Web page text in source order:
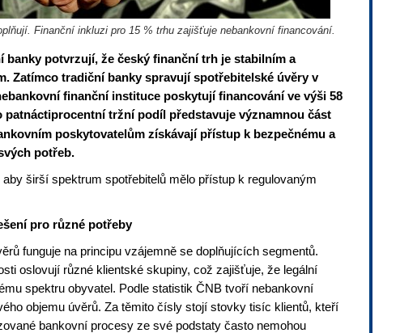
Finanční inkluzi pro 15 % trhu zajišťuje nebankovní financování.
banky potvrzují, že český finanční trh je stabilním a
Zatímco tradiční banky spravují spotřebitelské úvěry v
finanční instituce poskytují financování ve výši 58
patnáctiprocentní tržní podíl představuje významnou část
poskytovatelům získávají přístup k bezpečnému a
potřeb.
širší spektrum spotřebitelů mělo přístup k regulovaným
pro různé potřeby
funguje na principu vzájemně se doplňujících segmentů.
oslovují různé klientské skupiny, což zajišťuje, že legální
spektru obyvatel. Podle statistik ČNB tvoří nebankovní
objemu úvěrů. Za těmito čísly stojí stovky tisíc klientů, kteří
bankovní procesy ze své podstaty často nemohou